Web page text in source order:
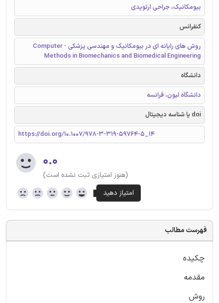
بیومکانیک، جراحی ارتوپدی
کنفرانس
روش های رایانه ای در بیومکانیک و مهندسی پزشکی - Computer
Methods in Biomechanics and Biomedical Engineering
دانشگاه
دانشگاه لیون، فرانسه
doi یا شناسه دیجیتال
https://doi.org/10.1007/978-3-319-59764-5_14
۰.۰
(هنوز امتیازی ثبت نشده است)
فهرست مطالب
چکیده
مقدمه
روش